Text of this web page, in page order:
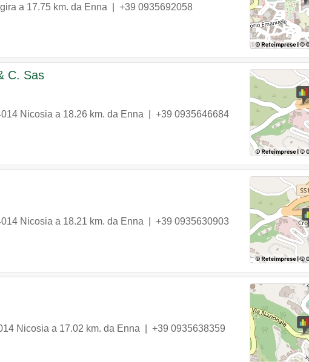
a 17.75 km. da Enna | +39 0935692058
C. Sas
Nicosia a 18.26 km. da Enna | +39 0935646684
Nicosia a 18.21 km. da Enna | +39 0935630903
Nicosia a 17.02 km. da Enna | +39 0935638359